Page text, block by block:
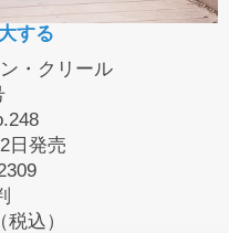
する
・クリール
日発売
込）